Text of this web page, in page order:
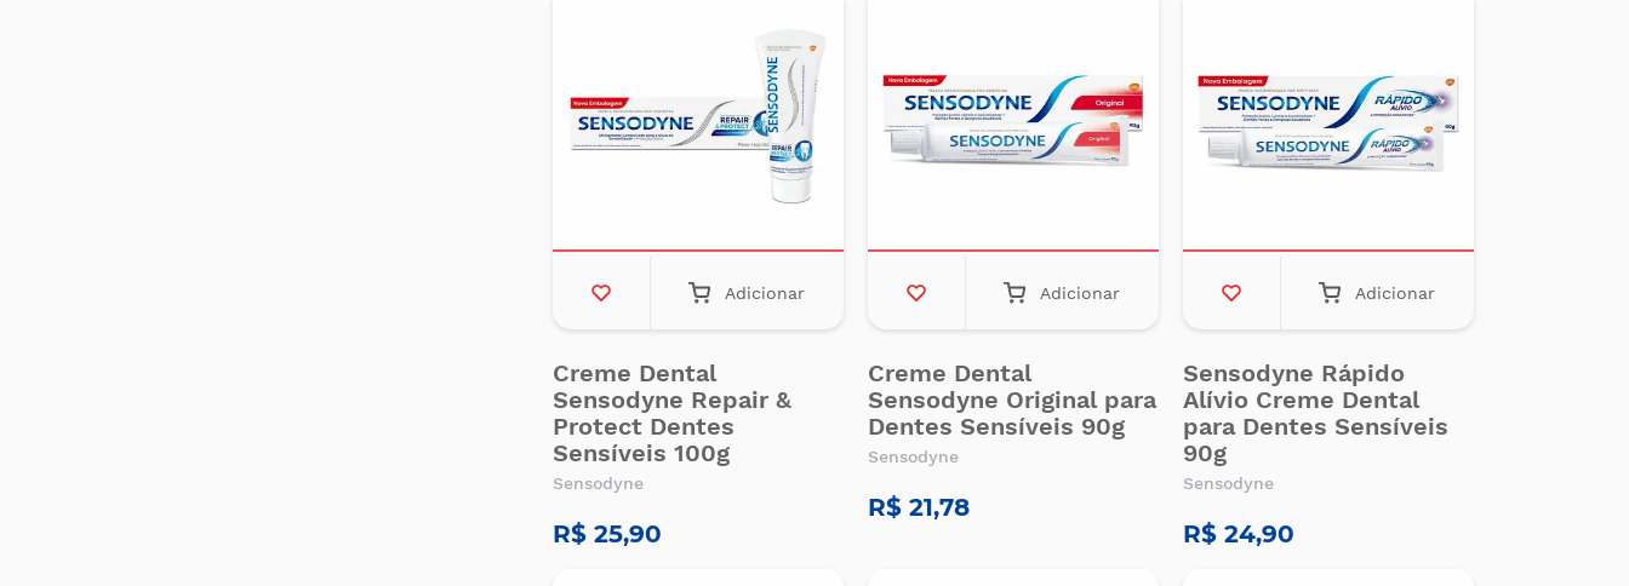
Adicionar
Creme Dental
Sensodyne Repair &
Protect Dentes
Sensíveis 100g
Sensodyne
R$ 25,90
Adicionar
Creme Dental
Sensodyne Original para
Dentes Sensíveis 90g
Sensodyne
R$ 21,78
Adicionar
Sensodyne Rápido
Alívio Creme Dental
para Dentes Sensíveis
90g
Sensodyne
R$ 24,90